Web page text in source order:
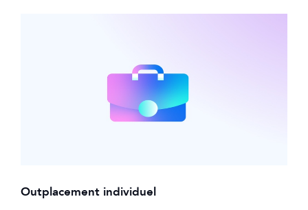
Outplacement individuel